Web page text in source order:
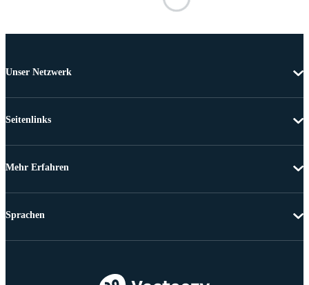
Unser Netzwerk
Seitenlinks
Mehr Erfahren
Sprachen